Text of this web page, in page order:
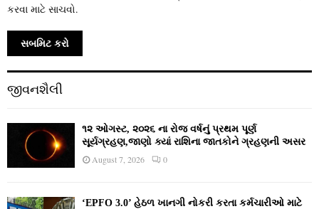
કરવા માટે સાચવો.
જીવનશૈલી
૧૨ ઓગસ્ટ, ૨૦૨૬ ના રોજ વર્ષનું પ્રથમ પૂર્ણ
સૂર્યગ્રહણ,જાણો ક્યાં રાશિના જાતકોને ગ્રહણની અસર
August 7, 2026 0
‘EPFO 3.0’ હેઠળ ખાનગી નોકરી કરતા કર્મચારીઓ માટે